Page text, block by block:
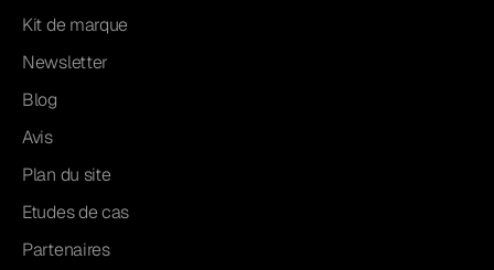
Kit de marque
Newsletter
Blog
Avis
Plan du site
Etudes de cas
Partenaires